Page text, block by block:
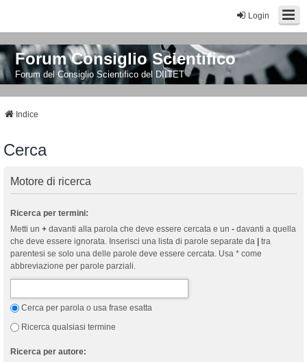
Login
Forum Consiglio Scientifico
Forum del Consiglio Scientifico del DIITET
Indice
Cerca
Motore di ricerca
Ricerca per termini:
Metti un + davanti alla parola che deve essere cercata e un - davanti a quella
che deve essere ignorata. Inserisci una lista di parole separate da
tra
parentesi se solo una delle parole deve essere cercata. Usa * come
abbreviazione per parole parziali.
Cerca per parola o usa frase esatta
Ricerca qualsiasi termine
Ricerca per autore: